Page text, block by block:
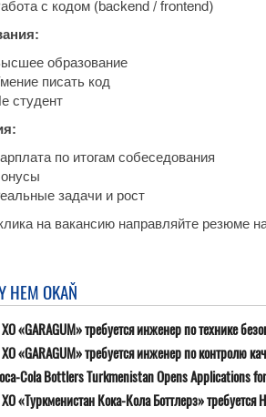
с кодом (backend / frontend)
образование
писать код
студент
по итогам собеседования
задачи и рост
на вакансию направляйте резюме
HEM OKAŇ
«GARAGUM» требуется инженер по технике
«GARAGUM» требуется инженер по контролю
Cola Bottlers Turkmenistan Opens Applications
«Туркменистан Кока-Кола Боттлерз» требуется